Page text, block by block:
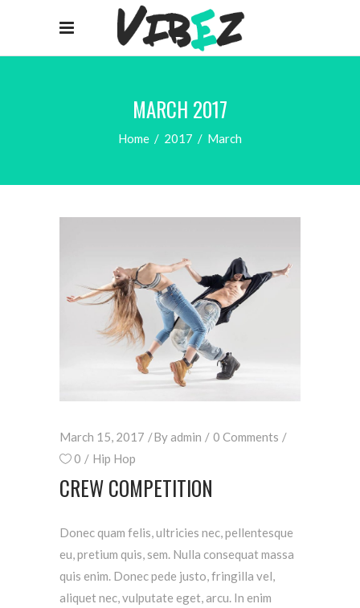
MARCH 2017
Home / 2017 / March
March 15, 2017 Byadmin
0 Comments
0
Hip Hop
CREW COMPETITION
Donec quam felis, ultricies nec, pellentesque
eu, pretium quis, sem. Nulla consequat massa
quis enim. Donec pede justo, fringilla vel,
aliquet nec, vulputate eget, arcu. In enim